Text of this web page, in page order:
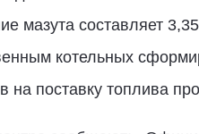
мазута составляет
котельных
на поставку топлива